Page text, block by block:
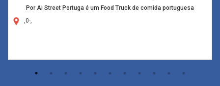
Por Ai Street Portuga é um Food Truck de comida portuguesa
,0-,